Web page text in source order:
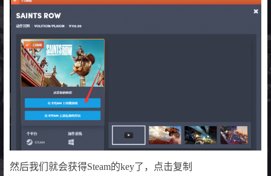
然后我们就会获得Steam的key了，点击复制